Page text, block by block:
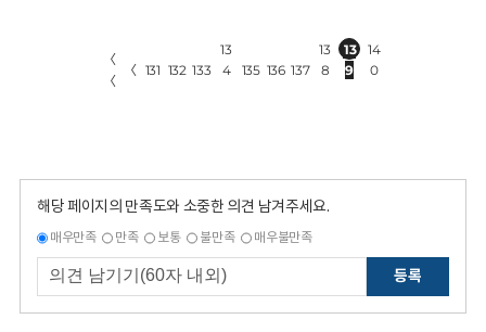
〈
〈
〈 131 132 133
13
4
135 136 137
13
8
13
9
14
0
해당 페이지의 만족도와 소중한 의견 남겨주세요.
매우만족 만족 보통 불만족 매우불만족
등록